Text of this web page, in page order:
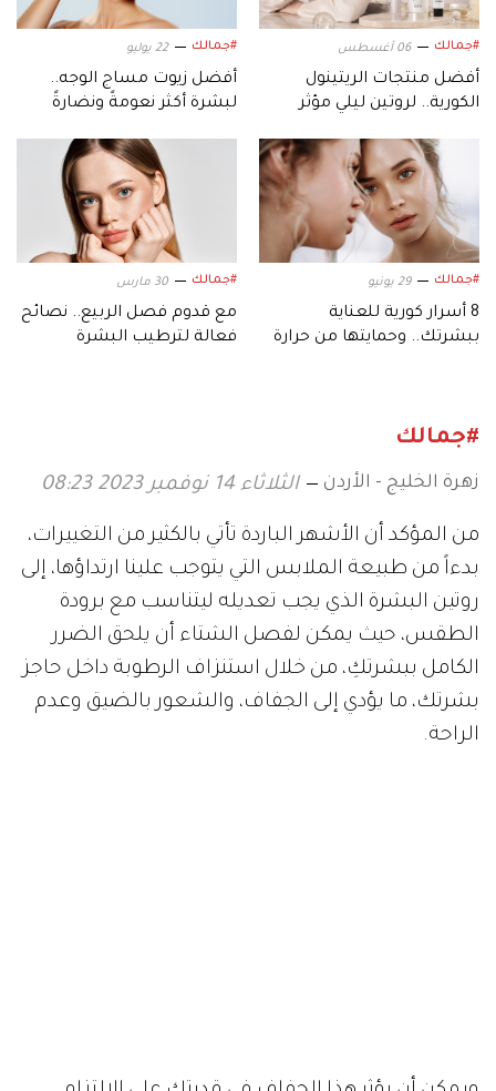
#جمالك 06 أغسطس
أفضل منتجات الريتينول
الكورية.. لروتين ليلي مؤثر
#جمالك 22 يوليو
أفضل زيوت مساج الوجه..
لبشرة أكثر نعومةً ونضارةً
#جمالك 29 يونيو
8 أسرار كورية للعناية
ببشرتك.. وحمايتها من حرارة
#جمالك 30 مارس
مع قدوم فصل الربيع.. نصائح
فعالة لترطيب البشرة
#جمالك
زهرة الخليج - الأردن الثلاثاء 14 نوفمبر 2023 08:23
من المؤكد أن الأشهر الباردة تأتي بالكثير من التغييرات،
بدءاً من طبيعة الملابس التي يتوجب علينا ارتداؤها، إلى
روتين البشرة الذي يجب تعديله ليتناسب مع برودة
الطقس، حيث يمكن لفصل الشتاء أن يلحق الضرر
الكامل ببشرتكِ، من خلال استنزاف الرطوبة داخل حاجز
بشرتك، ما يؤدي إلى الجفاف، والشعور بالضيق وعدم
الراحة.